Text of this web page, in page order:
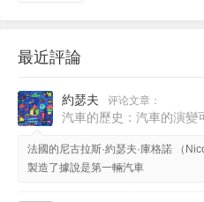
最近評論
約瑟夫 评论文章：
汽車的歷史：汽車的演變
法國的尼古拉斯·約瑟夫·庫格諾 （
製造了據說是第一輛汽車